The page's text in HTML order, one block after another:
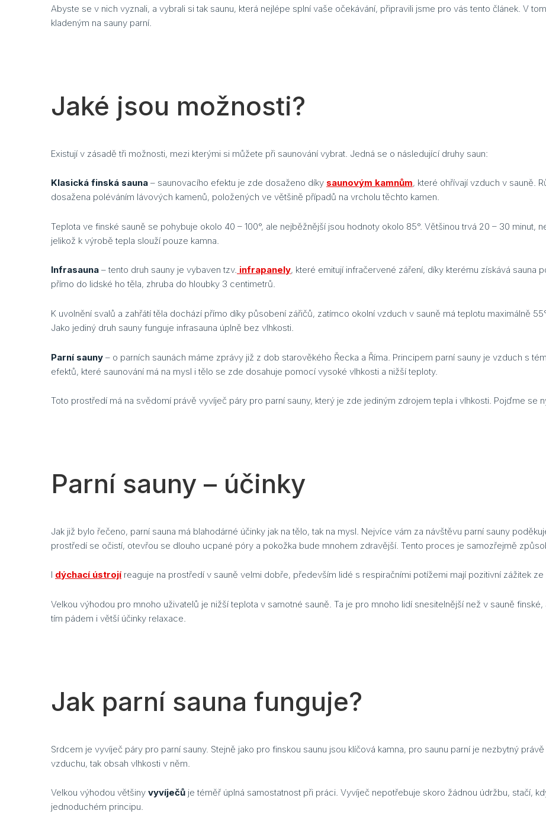
Abyste se v nich vyznali, a vybrali si tak saunu, která nejlépe splní vaše očekávání, připravili jsme pro vás tento článek. V
kladeným na sauny parní.
Jaké jsou možnosti?
Existují v zásadě tři možnosti, mezi kterými si můžete při saunování vybrat. Jedná se o následující druhy saun:
Klasická finská sauna – saunovacího efektu je zde dosaženo díky saunovým kamnům, které ohřívají vzduch v sauně.
dosažena poléváním lávových kamenů, položených ve většině případů na vrcholu těchto kamen.
Teplota ve finské sauně se pohybuje okolo 40 – 100°, ale nejběžnější jsou hodnoty okolo 85°. Většinou trvá 20 – 30 minut,
jelikož k výrobě tepla slouží pouze kamna.
Infrasauna – tento druh sauny je vybaven tzv. infrapanely, které emitují infračervené záření, díky kterému získává sauna
přímo do lidské ho těla, zhruba do hloubky 3 centimetrů.
K uvolnění svalů a zahřátí těla dochází přímo díky působení zářičů, zatímco okolní vzduch v sauně má teplotu maximálně
Jako jediný druh sauny funguje infrasauna úplně bez vlhkosti.
Parní sauny – o parních saunách máme zprávy již z dob starověkého Řecka a Říma. Principem parní sauny je vzduch s
efektů, které saunování má na mysl i tělo se zde dosahuje pomocí vysoké vlhkosti a nižší teploty.
Toto prostředí má na svědomí právě vyvíječ páry pro parní sauny, který je zde jediným zdrojem tepla i vlhkosti. Pojďme se
Parní sauny – účinky
Jak již bylo řečeno, parní sauna má blahodárné účinky jak na tělo, tak na mysl. Nejvíce vám za návštěvu parní sauny
prostředí se očistí, otevřou se dlouho ucpané póry a pokožka bude mnohem zdravější. Tento proces je samozřejmě
I dýchací ústrojí reaguje na prostředí v sauně velmi dobře, především lidé s respiračními potížemi mají pozitivní zážitek
Velkou výhodou pro mnoho uživatelů je nižší teplota v samotné sauně. Ta je pro mnoho lidí snesitelnější než v sauně
tím pádem i větší účinky relaxace.
Jak parní sauna funguje?
Srdcem je vyvíječ páry pro parní sauny. Stejně jako pro finskou saunu jsou klíčová kamna, pro saunu parní je nezbytný
vzduchu, tak obsah vlhkosti v něm.
Velkou výhodou většiny vyvíječů je téměř úplná samostatnost při práci. Vyvíječ nepotřebuje skoro žádnou údržbu, stačí,
jednoduchém principu.